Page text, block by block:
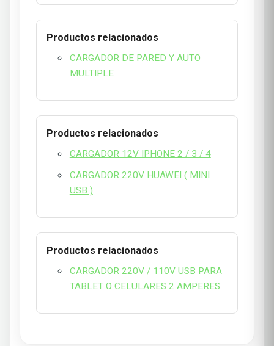
Productos relacionados
CARGADOR DE PARED Y AUTO
MULTIPLE
Productos relacionados
CARGADOR 12V IPHONE 2 / 3 / 4
CARGADOR 220V HUAWEI ( MINI
USB )
Productos relacionados
CARGADOR 220V / 110V USB PARA
TABLET O CELULARES 2 AMPERES